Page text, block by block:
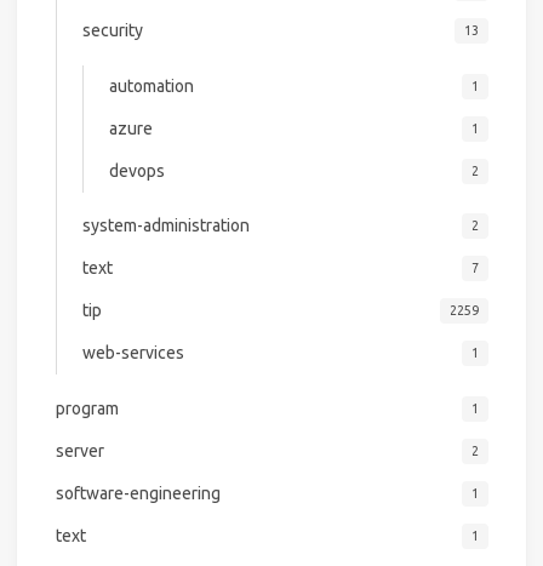
security 13
automation 1
azure 1
devops 2
system-administration 2
text 7
tip 2259
web-services 1
program 1
server 2
software-engineering 1
text 1